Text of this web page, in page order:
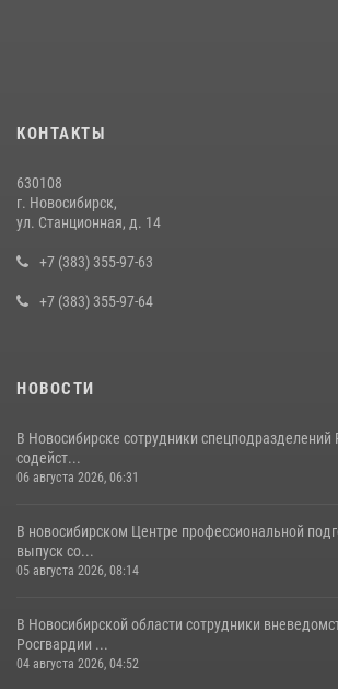
«закладку»
В Новосибирске сотрудниками
13 июля 2026, 05:38
КОНТАКТЫ
630108
г. Новосибирск,
ул. Станционная, д. 14
+7 (383) 355-97-63
+7 (383) 355-97-64
НОВОСТИ
В Новосибирске сотрудники спецподразделений
содейст...
06 августа 2026, 06:31
В новосибирском Центре профессиональной
выпуск со...
05 августа 2026, 08:14
В Новосибирской области сотрудники
Росгвардии ...
04 августа 2026, 04:52